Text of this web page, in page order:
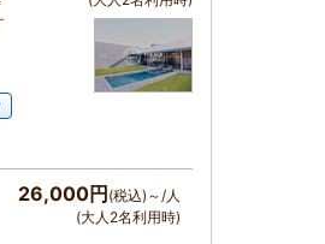
26,000円 (税込)～/人
(大人2名利用時)